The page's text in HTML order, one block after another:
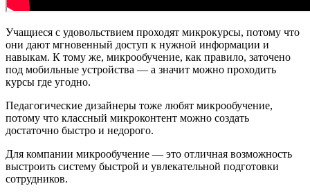
Учащиеся с удовольствием проходят микрокурсы, потому что
они дают мгновенный доступ к нужной информации и
навыкам. К тому же, микрообучение, как правило, заточено
под мобильные устройства — а значит можно проходить
курсы где угодно.
Педагогические дизайнеры тоже любят микрообучение,
потому что классный микроконтент можно создать
достаточно быстро и недорого.
Для компании микрообучение — это отличная возможность
выстроить систему быстрой и увлекательной подготовки
сотрудников.